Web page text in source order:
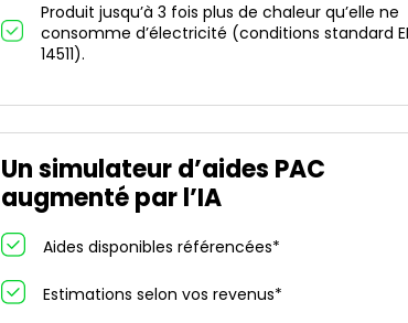
Produit jusqu’à 3 fois plus de chaleur qu’elle ne
consomme d’électricité (conditions standard
14511).
Un simulateur d’aides PAC
augmenté par l’IA
Aides disponibles référencées*
Estimations selon vos revenus*